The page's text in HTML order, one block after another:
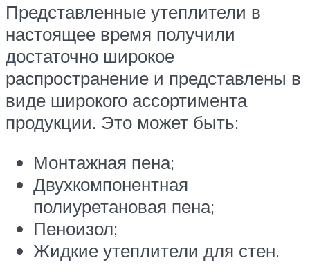
Представленные утеплители в
настоящее время получили
достаточно широкое
распространение и представлены в
виде широкого ассортимента
продукции. Это может быть:
Монтажная пена;
Двухкомпонентная
полиуретановая пена;
Пеноизол;
Жидкие утеплители для стен.